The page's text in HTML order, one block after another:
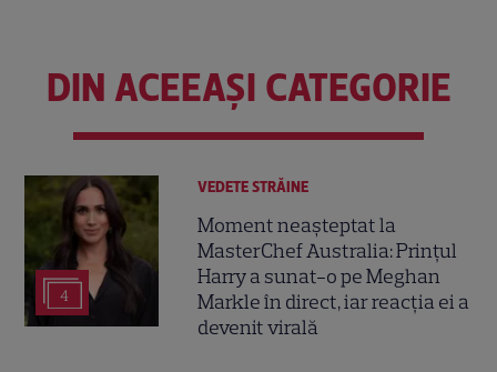
DIN ACEEAȘI CATEGORIE
4
VEDETE STRĂINE
Moment neașteptat la
MasterChef Australia: Prințul
Harry a sunat-o pe Meghan
Markle în direct, iar reacția ei a
devenit virală